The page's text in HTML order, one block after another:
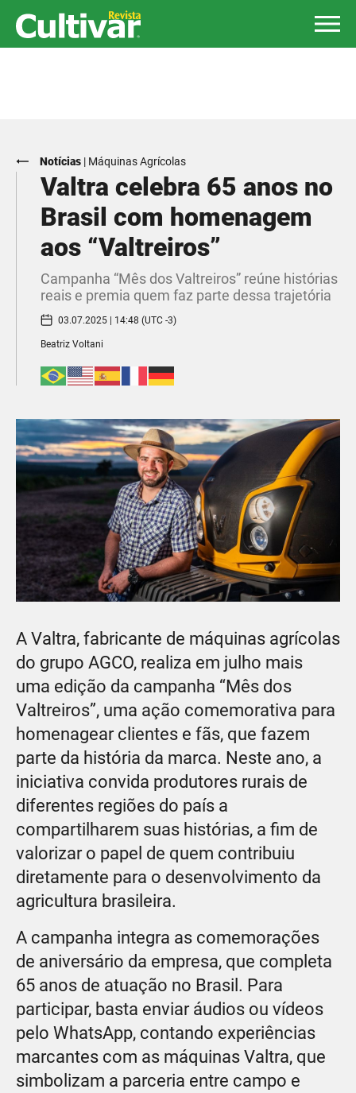
Notícias | Máquinas Agrícolas
Valtra celebra 65 anos no
Brasil com homenagem
aos “Valtreiros”
Campanha “Mês dos Valtreiros” reúne histórias
reais e premia quem faz parte dessa trajetória
03.07.2025 | 14:48 (UTC -3)
Beatriz Voltani
A Valtra, fabricante de máquinas agrícolas
do grupo AGCO, realiza em julho mais
uma edição da campanha “Mês dos
Valtreiros”, uma ação comemorativa para
homenagear clientes e fãs, que fazem
parte da história da marca. Neste ano, a
iniciativa convida produtores rurais de
diferentes regiões do país a
compartilharem suas histórias, a fim de
valorizar o papel de quem contribuiu
diretamente para o desenvolvimento da
agricultura brasileira.
A campanha integra as comemorações
de aniversário da empresa, que completa
65 anos de atuação no Brasil. Para
participar, basta enviar áudios ou vídeos
pelo WhatsApp, contando experiências
marcantes com as máquinas Valtra, que
simbolizam a parceria entre campo e